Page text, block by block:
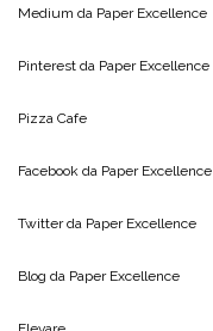
Medium da Paper Excellence
Pinterest da Paper Excellence
Pizza Cafe
Facebook da Paper Excellence
Twitter da Paper Excellence
Blog da Paper Excellence